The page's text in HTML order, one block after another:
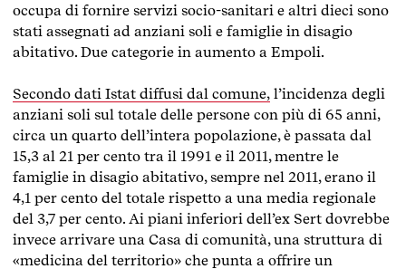
occupa di fornire servizi socio-sanitari e altri dieci sono
stati assegnati ad anziani soli e famiglie in disagio
abitativo. Due categorie in aumento a Empoli.
Secondo dati Istat diffusi dal comune, l’incidenza degli
anziani soli sul totale delle persone con più di 65 anni,
circa un quarto dell’intera popolazione, è passata dal
15,3 al 21 per cento tra il 1991 e il 2011, mentre le
famiglie in disagio abitativo, sempre nel 2011, erano il
4,1 per cento del totale rispetto a una media regionale
del 3,7 per cento. Ai piani inferiori dell’ex Sert dovrebbe
invece arrivare una Casa di comunità, una struttura di
«medicina del territorio» che punta a offrire un